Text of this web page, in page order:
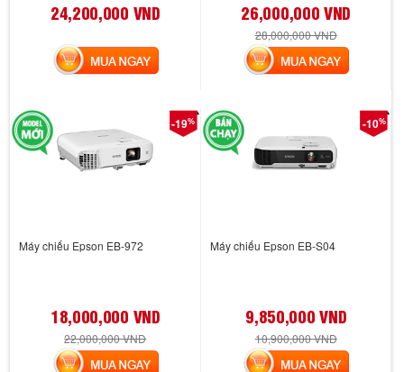
24,200,000 VND
MUA NGAY
26,000,000 VND
28,000,000 VND
MUA NGAY
-19%
Máy chiếu Epson EB-972
18,000,000 VND
22,000,000 VND
MUA NGAY
-10%
Máy chiếu Epson EB-S04
9,850,000 VND
10,900,000 VND
MUA NGAY